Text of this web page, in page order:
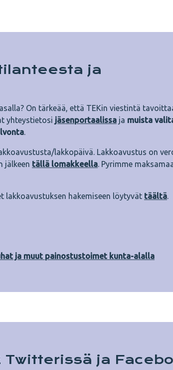
ja
On tärkeää, että TEKin viestintä
yhteystietosi jäsenportaalissa ja muista
.
lakkopäivä. Lakkoavustus on
jälkeen tällä lomakkeella. Pyrimme
lakkoavustuksen hakemiseen löytyvät täältä.
ja muut painostustoimet kunta-alalla
ja